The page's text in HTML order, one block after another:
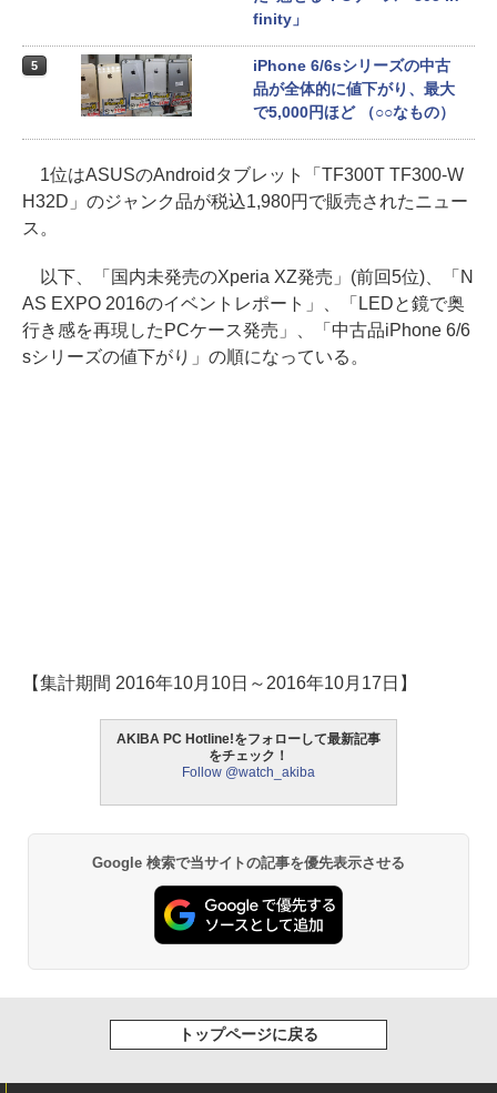
finity」
5
iPhone 6/6sシリーズの中古
品が全体的に値下がり、最大
で5,000円ほど （○○なもの）
1位はASUSのAndroidタブレット「TF300T TF300-W
H32D」のジャンク品が税込1,980円で販売されたニュー
ス。
以下、「国内未発売のXperia XZ発売」(前回5位)、「N
AS EXPO 2016のイベントレポート」、「LEDと鏡で奥
行き感を再現したPCケース発売」、「中古品iPhone 6/6
sシリーズの値下がり」の順になっている。
【集計期間 2016年10月10日～2016年10月17日】
AKIBA PC Hotline!をフォローして最新記事
をチェック！
Follow @watch_akiba
Google 検索で当サイトの記事を優先表示させる
トップページに戻る